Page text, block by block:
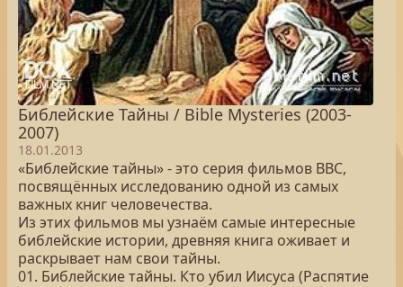
Библейские Тайны / Bible Mysteries (2003-
2007)
18.01.2013
«Библейские тайны» - это серия фильмов BBC,
посвящённых исследованию одной из самых
важных книг человечества.
Из этих фильмов мы узнаём самые интересные
библейские истории, древняя книга оживает и
раскрывает нам свои тайны.
01. Библейские тайны. Кто убил Иисуса (Распятие